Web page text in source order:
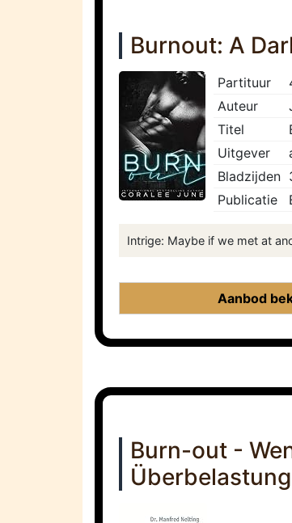
Burnout: A
Partituur
Auteur
Titel
Uitgever
Bladzijden
Publicatie
Intrige: Maybe if we met at
Aanbod
Burn-out -